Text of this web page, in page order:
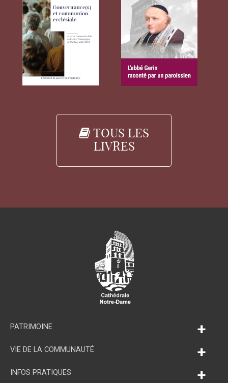
TOUS LES
LIVRES
PATRIMOINE +
VIE DE LA COMMUNAUTÉ +
INFOS PRATIQUES +